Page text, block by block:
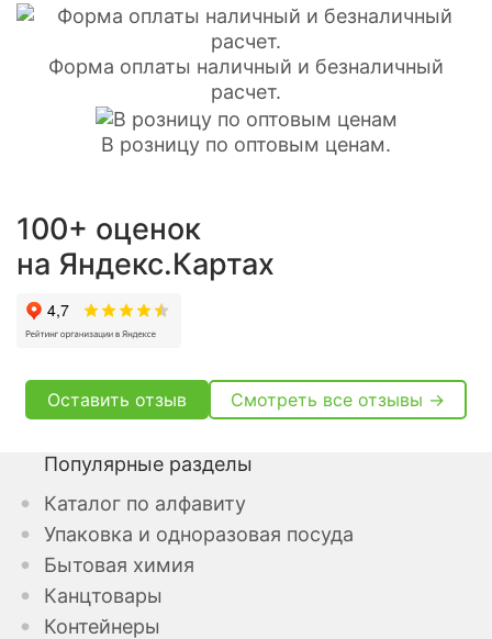
Форма оплаты наличный и безналичный
расчет.
В розницу по оптовым ценам.
100+ оценок
на Яндекс.Картах
Оставить отзыв Смотреть все отзывы →
Популярные разделы
Каталог по алфавиту
Упаковка и одноразовая посуда
Бытовая химия
Канцтовары
Контейнеры